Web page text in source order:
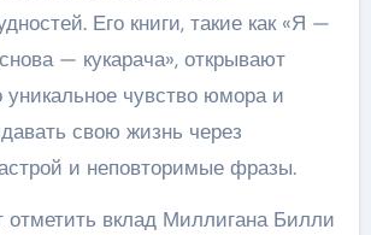
Его книги, такие как «Я —
— кукарача», открывают
уникальное чувство юмора и
свою жизнь через
и неповторимые фразы.
отметить вклад Миллигана Билли